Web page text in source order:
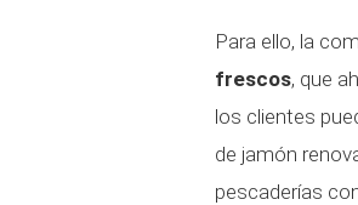
Para ello, la
frescos, que
los clientes
de jamón
pescaderías